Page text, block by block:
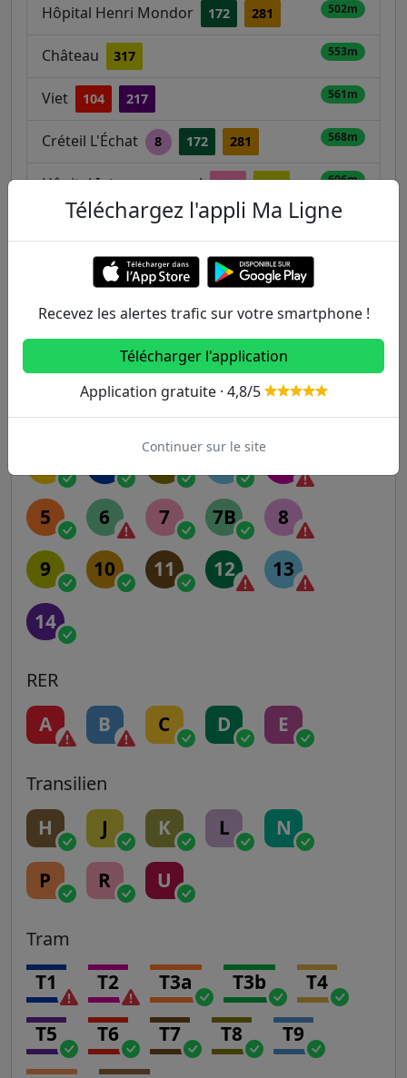
Hôpital Henri Mondor 172 281 502m
Château 317 553m
Viet 104 217 561m
Créteil L'Échat 8 172 281 568m
Hôpital Intercommunal 107 317 606m
Chéret - Laferrière 698m
Bretagne / D'Estienne d'Orves
104
Autres lignes
Metro
5 6 7 7B 8
9 10 11 12 13
14
RER
A B C D E
Transilien
H J K L N
P R U
Tram
T1 T2 T3a T3b T4
T5 T6 T7 T8 T9
Téléchargez l'appli Ma Ligne
Recevez les alertes trafic sur votre smartphone !
Télécharger l'application
Application gratuite · 4,8/5
Continuer sur le site